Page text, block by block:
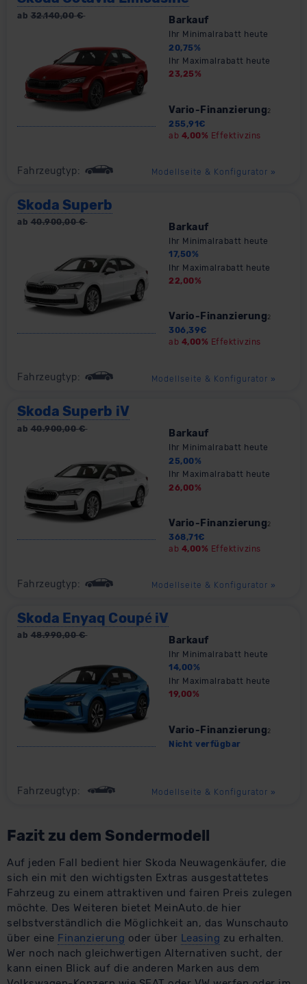
ab 32.140,00€ Barkauf
Ihr Minimalrabatt heute
20,75%
Ihr Maximalrabatt heute
23,25%
Vario-Finanzierung 2
255,91€
ab 4,00% Effektivzins
Fahrzeugtyp: Modellseite & Konfigurator »
Skoda Superb
ab 40.900,00€ Barkauf
Ihr Minimalrabatt heute
17,50%
Ihr Maximalrabatt heute
22,00%
Vario-Finanzierung2
306,39€
ab 4,00% Effektivzins
Fahrzeugtyp: Modellseite & Konfigurator »
Skoda Superb iV
ab 40.900,00€ Barkauf
Ihr Minimalrabatt heute
25,00%
Ihr Maximalrabatt heute
26,00%
Vario-Finanzierung2
368,71 €
ab 4,00% Effektivzins
Fahrzeugtyp: Modellseite & Konfigurator »
Skoda Enyaq Coupé iV
ab 48.990,00€ Barkauf
Ihr Minimalrabatt heute
14,00%
Ihr Maximalrabatt heute
19,00%
Vario-Finanzierung 2
Nicht verfügbar
Fahrzeugtyp: Modellseite & Konfigurator »
Fazit zu dem Sondermodell
Auf jeden Fall bedient hier Skoda Neuwagenkäufer, die
sich ein mit den wichtigsten Extras ausgestattetes
Fahrzeug zu einem attraktiven und fairen Preis zulegen
möchte. Des Weiteren bietet MeinAuto.de hier
selbstverständlich die Möglichkeit an, das Wunschauto
über eine Finanzierung oder über Leasing zu erhalten.
Wer noch nach gleichwertigen Alternativen sucht, der
kann einen Blick auf die anderen Marken aus dem